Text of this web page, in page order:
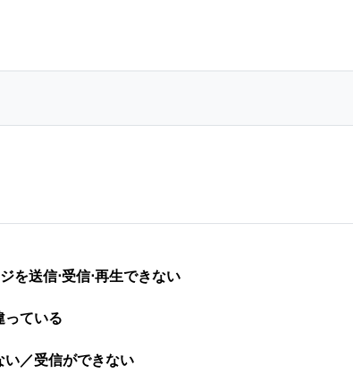
を送信⋅受信⋅再生できない
っている
／受信ができない